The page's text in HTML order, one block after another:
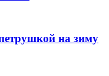
на зиму